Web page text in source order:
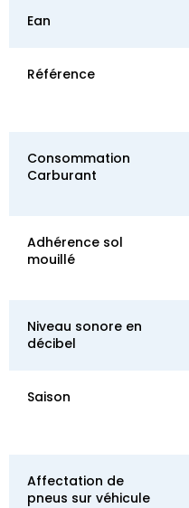
Ean
Référence
Consommation
Carburant
Adhérence sol
mouillé
Niveau sonore en
décibel
Saison
Affectation de
pneus sur véhicule